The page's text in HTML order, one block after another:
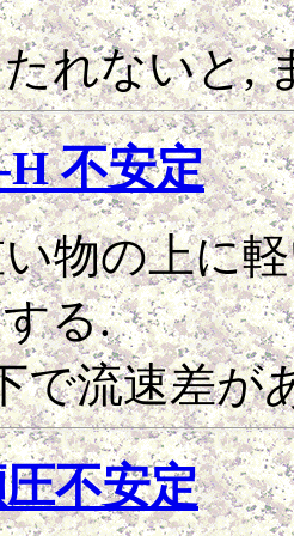
れないと,
不安定
物の上に
る.
で流速差が
不安定